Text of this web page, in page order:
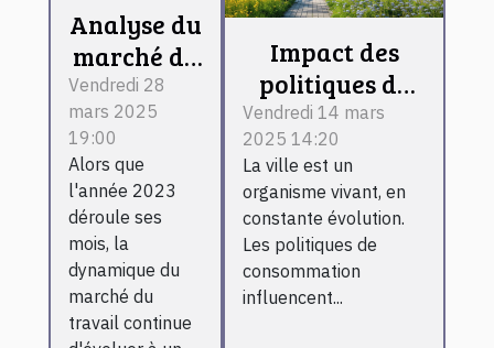
Analyse du
marché du
travail en
2023 les
secteurs
qui
recrutent
Vendredi 28
mars 2025
19:00
Alors que
l'année 2023
déroule ses
mois, la
dynamique du
marché du
travail continue
Impact des
politiques de
consommation
sur le
développement
urbain et la
sécurité
Vendredi 14 mars
2025 14:20
La ville est un
organisme vivant, en
constante évolution.
Les politiques de
consommation
influencent...